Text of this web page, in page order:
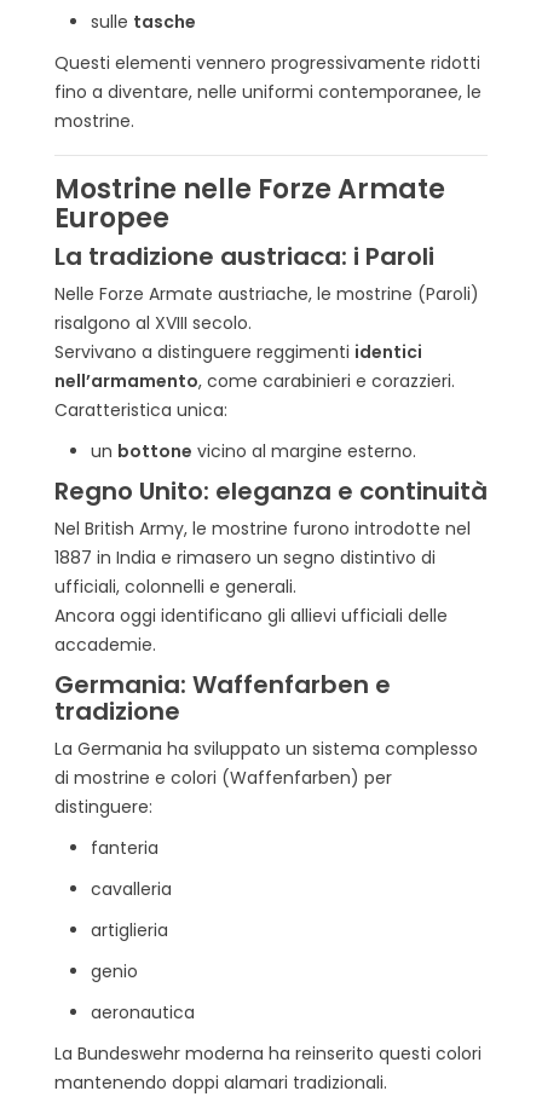
sulle tasche
Questi elementi vennero progressivamente ridotti
fino a diventare, nelle uniformi contemporanee, le
mostrine.
Mostrine nelle Forze Armate
Europee
La tradizione austriaca: i Paroli
Nelle Forze Armate austriache, le mostrine (Paroli)
risalgono al XVIII secolo.
Servivano a distinguere reggimenti identici
nell’armamento, come carabinieri e corazzieri.
Caratteristica unica:
un bottone vicino al margine esterno.
Regno Unito: eleganza e continuità
Nel British Army, le mostrine furono introdotte nel
1887 in India e rimasero un segno distintivo di
ufficiali, colonnelli e generali.
Ancora oggi identificano gli allievi ufficiali delle
accademie.
Germania: Waffenfarben e
tradizione
La Germania ha sviluppato un sistema complesso
di mostrine e colori (Waffenfarben) per
distinguere:
fanteria
cavalleria
artiglieria
genio
aeronautica
La Bundeswehr moderna ha reinserito questi colori
mantenendo doppi alamari tradizionali.